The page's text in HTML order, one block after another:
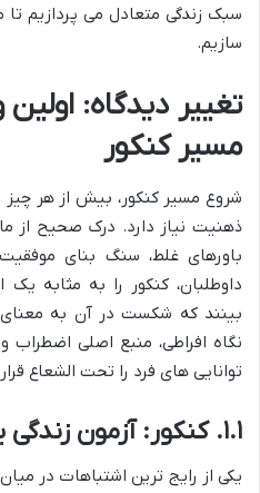
سبک زندگی متعادل می پردازیم تا
سازیم.
تغییر دیدگاه:
مسیر کنکور
شروع مسیر کنکور، بیش از هر
ذهنیت نیاز دارد. درک صحیح از
باورهای غلط، سنگ بنای
داوطلبان، کنکور را به مثابه
بینند که شکست در آن به
نگاه افراطی، منبع اصلی
توانایی های فرد را تحت الشعاع
۱.۱. کنکور: آزمون زندگی یا سکوی پرتاب؟
یکی از رایج ترین اشتباهات در